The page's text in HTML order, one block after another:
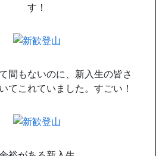
す！
間もないのに、新入生の皆さ
てこれていました。すごい！